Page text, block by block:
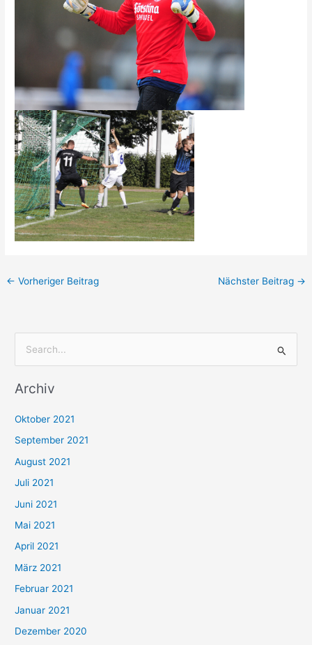
← Vorheriger Beitrag Nächster Beitrag →
c
n
n
a
c
h
:
Archiv
Oktober 2021
September 2021
August 2021
Juli 2021
Juni 2021
Mai 2021
April 2021
März 2021
Februar 2021
Januar 2021
Dezember 2020